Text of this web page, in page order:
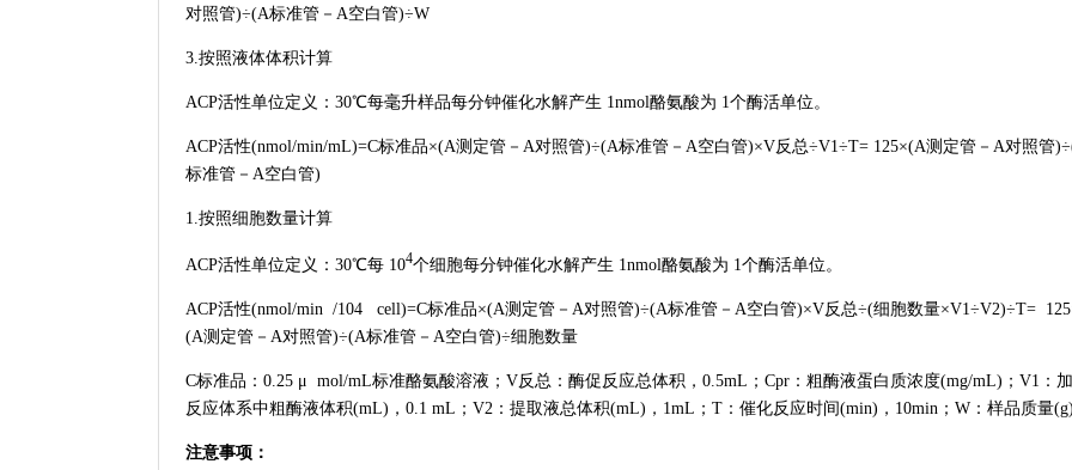
对照管)÷(A标准管－A空白管)÷W
3.按照液体体积计算
ACP活性单位定义：30℃每毫升样品每分钟催化水解产生 1nmol酪氨酸为 1个酶活单位。
ACP活性(nmol/min/mL)=C标准品×(A测定管－A对照管)÷(A标准管－A空白管)×V反总÷V1÷T= 125×(A测定管－A对照管
标准管－A空白管)
1.按照细胞数量计算
ACP活性单位定义：30℃每 104个细胞每分钟催化水解产生 1nmol酪氨酸为 1个酶活单位。
ACP活性(nmol/min /104 cell)=C标准品×(A测定管－A对照管)÷(A标准管－A空白管)×V反总÷(细胞数量×V1÷V2)÷T=
(A测定管－A对照管)÷(A标准管－A空白管)÷细胞数量
C标准品：0.25 μ mol/mL标准酪氨酸溶液；V反总：酶促反应总体积，0.5mL；Cpr：粗酶液蛋白质浓度(mg/mL)；V1：
反应体系中粗酶液体积(mL)，0.1 mL；V2：提取液总体积(mL)，1mL；T：催化反应时间(min)，10min；W：样品质量(g)
注意事项：